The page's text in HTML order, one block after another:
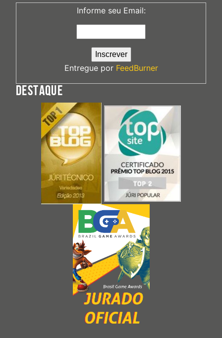
Informe seu Email:
Entregue por FeedBurner
DESTAQUE